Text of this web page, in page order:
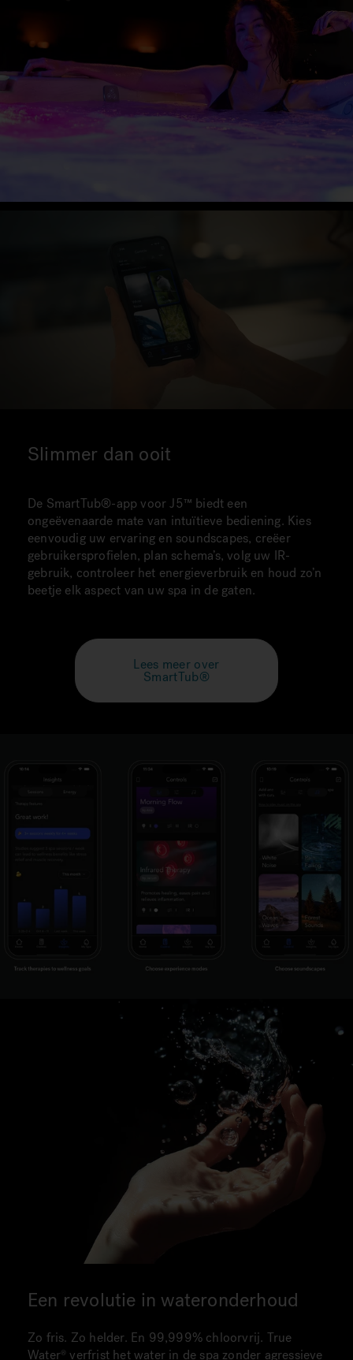
Slimmer dan ooit
De SmartTub®-app voor J5™ biedt een
ongeëvenaarde mate van intuïtieve bediening. Kies
eenvoudig uw ervaring en soundscapes, creëer
gebruikersprofielen, plan schema’s, volg uw IR-
gebruik, controleer het energieverbruik en houd zo’n
beetje elk aspect van uw spa in de gaten.
Lees meer over
SmartTub®
Een revolutie in wateronderhoud
Zo fris. Zo helder. En 99,999% chloorvrij. True
Water verfrist het water in de spa zonder agressieve